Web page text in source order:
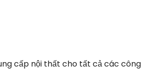
cấp nội thất cho tất cả các công